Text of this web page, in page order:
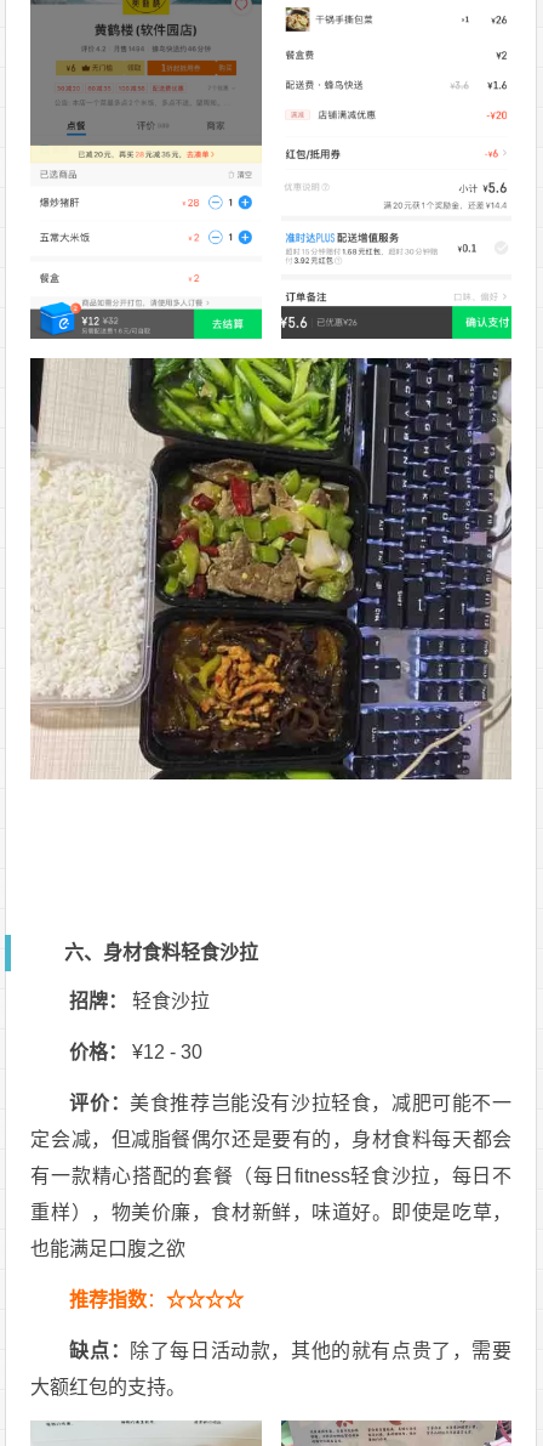
六、身材食料轻食沙拉
招牌： 轻食沙拉
价格： ¥12 - 30
评价： 美食推荐岂能没有沙拉轻食，减肥可能不一
定会减，但减脂餐偶尔还是要有的，身材食料每天都会
有一款精心搭配的套餐（每日fitness轻食沙拉，每日不
重样），物美价廉，食材新鲜，味道好。即使是吃草，
也能满足口腹之欲
推荐指数：☆☆☆☆
缺点：
除了每日活动款，其他的就有点贵了，需要
大额红包的支持。